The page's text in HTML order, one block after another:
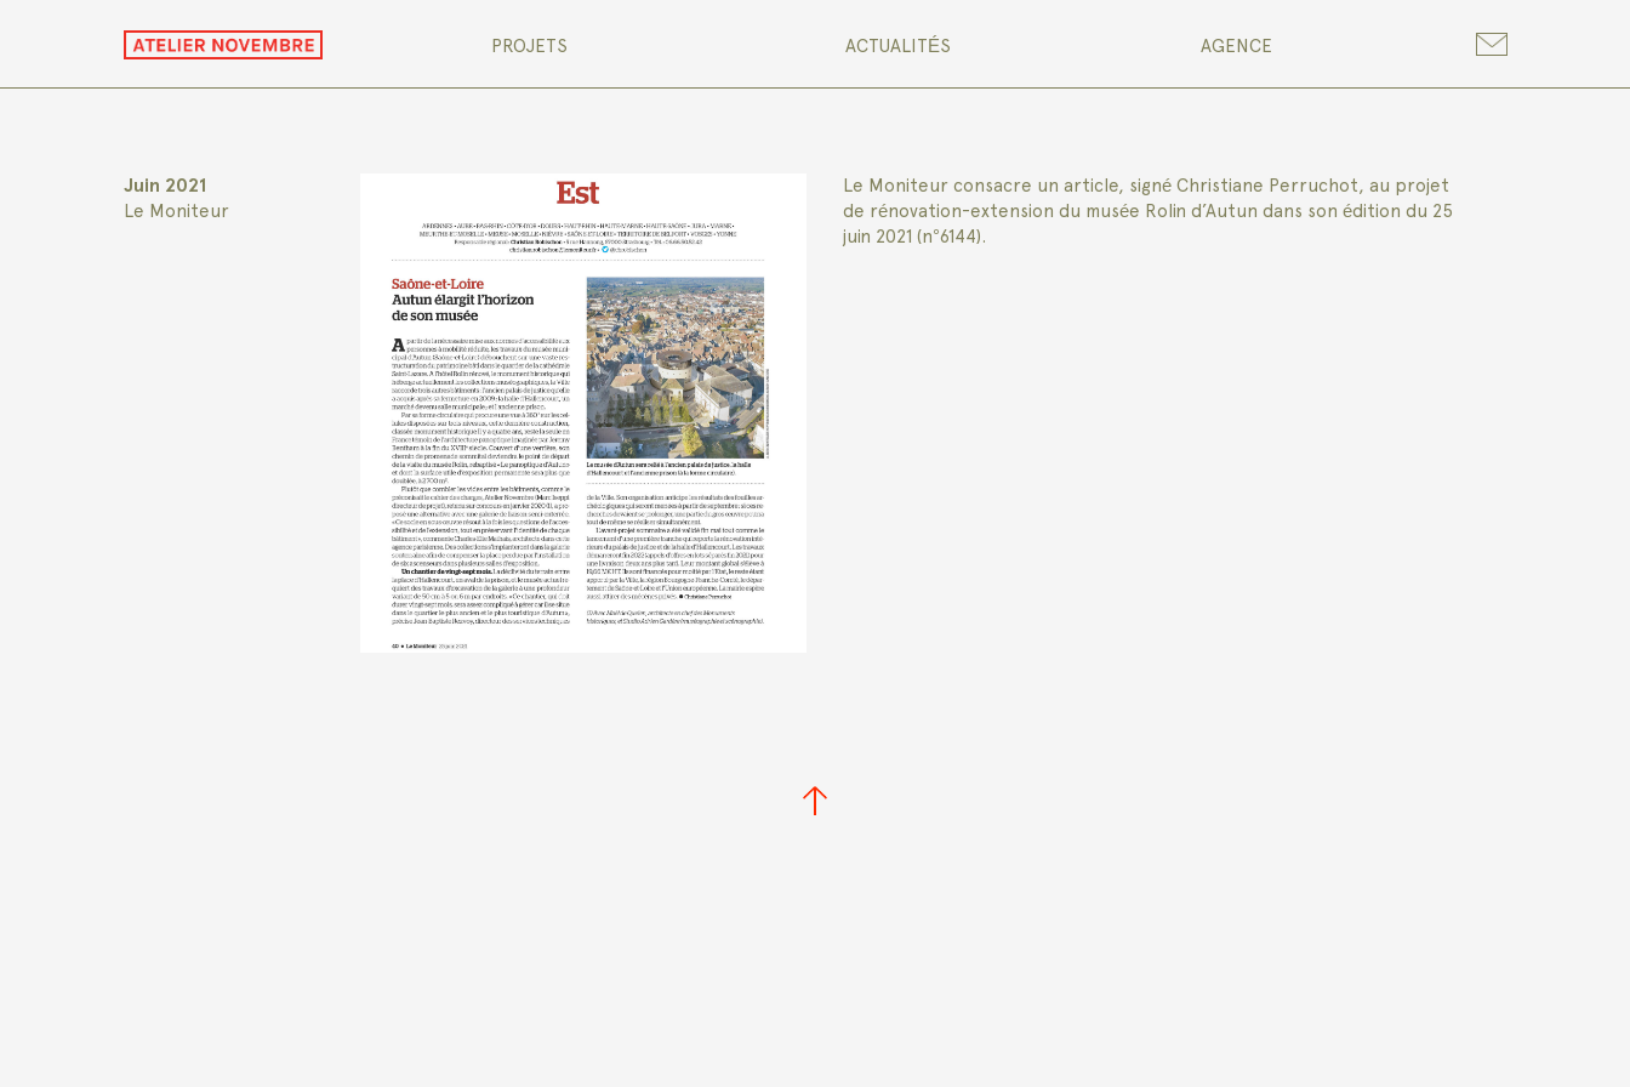
PROJETS ACTUALITÉS AGENCE
Juin 2021
Le Moniteur
Le Moniteur consacre un article, signé Christiane Perruchot, au projet
de rénovation-extension du musée Rolin d’Autun dans son édition du 25
juin 2021 (n°6144).